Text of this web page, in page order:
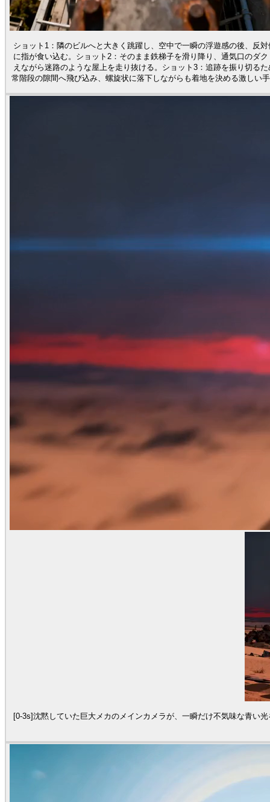
ショット1：隣のビルへと大きく跳躍し、空中で一瞬の浮遊感の後、反
に指が食い込む。ショット2：そのまま鉄梯子を滑り降り、通気口のダ
えながら迷路のような屋上を走り抜ける。ショット3：追跡を振り切る
常階段の隙間へ飛び込み、螺旋状に落下しながらも着地を決める激しい
[0-3s]沈黙していた巨大メカのメインカメラが、一瞬だけ不気味な青い